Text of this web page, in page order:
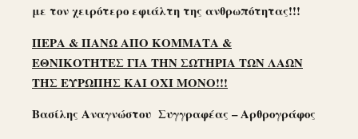
με τον χειρότερο εφιάλτη της ανθρωπότητας!!!
ΠΕΡΑ & ΠΑΝΩ ΑΠΟ ΚΟΜΜΑΤΑ &
ΕΘΝΙΚΟΤΗΤΕΣ ΓΙΑ ΤΗΝ ΣΩΤΗΡΙΑ ΤΩΝ ΛΑΩΝ
ΤΗΣ ΕΥΡΩΠΗΣ ΚΑΙ ΟΧΙ ΜΟΝΟ!!!
Βασίλης Αναγνώστου Συγγραφέας – Αρθρογράφος